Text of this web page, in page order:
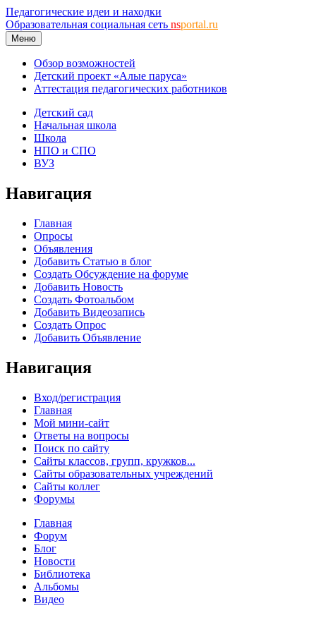
Педагогические идеи и находки
Образовательная социальная сеть nsportal.ru
Меню
Обзор возможностей
Детский проект «Алые паруса»
Аттестация педагогических работников
Детский сад
Начальная школа
Школа
НПО и СПО
ВУЗ
Навигация
Главная
Опросы
Объявления
Добавить Статью в блог
Создать Обсуждение на форуме
Добавить Новость
Создать Фотоальбом
Добавить Видеозапись
Создать Опрос
Добавить Объявление
Навигация
Вход/регистрация
Главная
Мой мини-сайт
Ответы на вопросы
Поиск по сайту
Сайты классов, групп, кружков...
Сайты образовательных учреждений
Сайты коллег
Форумы
Главная
Форум
Блог
Новости
Библиотека
Альбомы
Видео